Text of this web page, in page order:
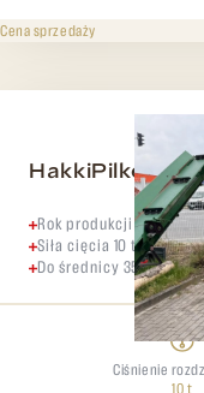
Cena sprzedaży
HakkiPilke
Rok produkcji 2019,
Siła cięcia 10 ton,
Do średnicy 35 cm
Ciśnienie